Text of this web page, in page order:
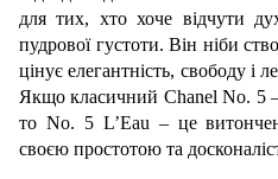
для тих, хто хоче відчути
пудрової густоти. Він ніби
цінує елегантність, свободу і
Якщо класичний Chanel No. 5 –
то No. 5 L’Eau – це
своєю простотою та